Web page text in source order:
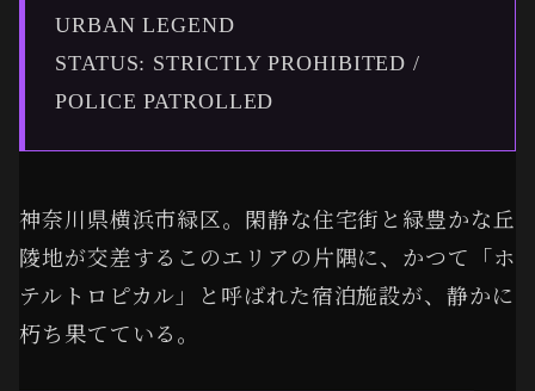
URBAN LEGEND
STATUS: STRICTLY PROHIBITED /
POLICE PATROLLED
神奈川県横浜市緑区。閑静な住宅街と緑豊かな丘
陵地が交差するこのエリアの片隅に、かつて「ホ
テルトロピカル」と呼ばれた宿泊施設が、静かに
朽ち果てている。